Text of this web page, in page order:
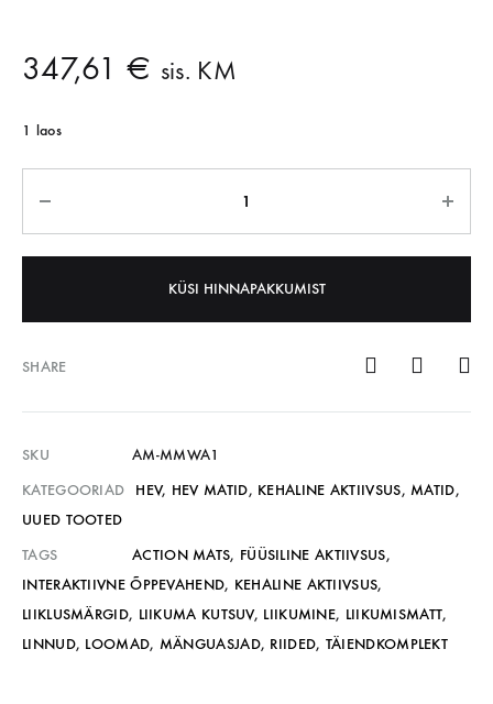
347,61 € sis. KM
1 laos
KÜSI HINNAPAKKUMIST
SHARE
SKU
AM-MMWA1
KATEGOORIAD
HEV, HEV MATID, KEHALINE AKTIIVSUS,MATID,
UUED TOOTED
TAGS
ACTION MATS, FÜÜSILINE AKTIIVSUS,
INTERAKTIIVNE ÕPPEVAHEND, KEHALINE AKTIIVSUS,
LIIKLUSMÄRGID, LIIKUMA KUTSUV, LIIKUMINE, LIIKUMISMATT,
LINNUD, LOOMAD, MÄNGUASJAD, RIIDED, TÄIENDKOMPLEKT